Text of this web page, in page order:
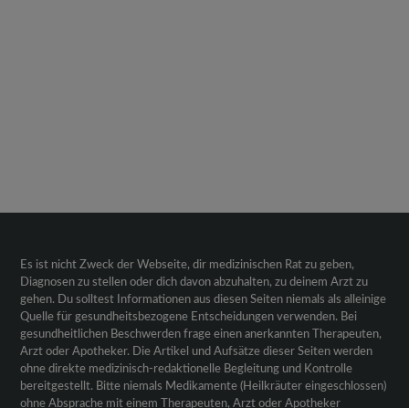
Es ist nicht Zweck der Webseite, dir medizinischen Rat zu geben,
Diagnosen zu stellen oder dich davon abzuhalten, zu deinem Arzt zu
gehen. Du solltest Informationen aus diesen Seiten niemals als alleinige
Quelle für gesundheitsbezogene Entscheidungen verwenden. Bei
gesundheitlichen Beschwerden frage einen anerkannten Therapeuten,
Arzt oder Apotheker. Die Artikel und Aufsätze dieser Seiten werden
ohne direkte medizinisch-redaktionelle Begleitung und Kontrolle
bereitgestellt. Bitte niemals Medikamente (Heilkräuter eingeschlossen)
ohne Absprache mit einem Therapeuten, Arzt oder Apotheker